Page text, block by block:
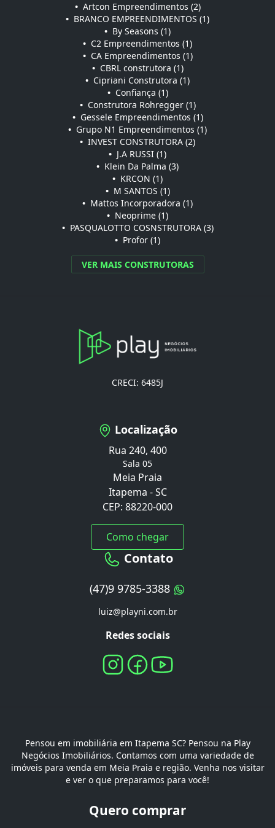
• Artcon Empreendimentos (2)
• BRANCO EMPREENDIMENTOS (1)
• By Seasons (1)
• C2 Empreendimentos (1)
• CA Empreendimentos (1)
• CBRL construtora (1)
• Cipriani Construtora (1)
• Confiança (1)
• Construtora Rohregger (1)
• Gessele Empreendimentos (1)
• Grupo N1 Empreendimentos (1)
• INVEST CONSTRUTORA (2)
• J.A RUSSI (1)
• Klein Da Palma (3)
• KRCON (1)
• M SANTOS (1)
• Mattos Incorporadora (1)
• Neoprime (1)
• PASQUALOTTO COSNSTRUTORA (3)
• Profor (1)
VER MAIS CONSTRUTORAS
CRECI: 6485J
Localização
Rua 240, 400
Sala 05
Meia Praia
Itapema - SC
CEP: 88220-000
Como chegar
Contato
(47)9 9785-3388
luiz@playni.com.br
Redes sociais
Pensou em imobiliária em Itapema SC? Pensou na Play
Negócios Imobiliários. Contamos com uma variedade de
imóveis para venda em Meia Praia e região. Venha nos visitar
e ver o que preparamos para você!
Quero comprar